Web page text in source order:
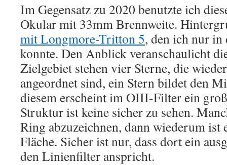
Im Gegensatz zu 2020 benutzte ich
Okular mit 33mm Brennweite.
mit Longmore-Tritton 5, den ich nur in
konnte. Den Anblick veranschaulicht
Zielgebiet stehen vier Sterne, die
angeordnet sind, ein Stern bildet den
diesem erscheint im OIII-Filter ein
Struktur ist keine sicher zu sehen.
Ring abzuzeichnen, dann wiederum ist
Fläche. Sicher ist nur, dass dort ein
den Linienfilter anspricht.